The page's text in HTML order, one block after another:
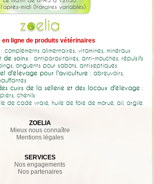
en ligne de produits vétérinaires
: compléments alimentaires, vitamines, minéraux
de soins : antiparasitaires, anti-mouches, répulsifs
onguents pour sabots, antiseptiques
d'élevage pour l'aviculture : abreuvoirs,
cuirs de la sellerie et des locaux d'élevage :
chenils
de cade vraie, huile de foie de morue, ail, argile
ZOELIA
Mieux nous connaître
Mentions légales
SERVICES
Nos engagements
Nos partenaires